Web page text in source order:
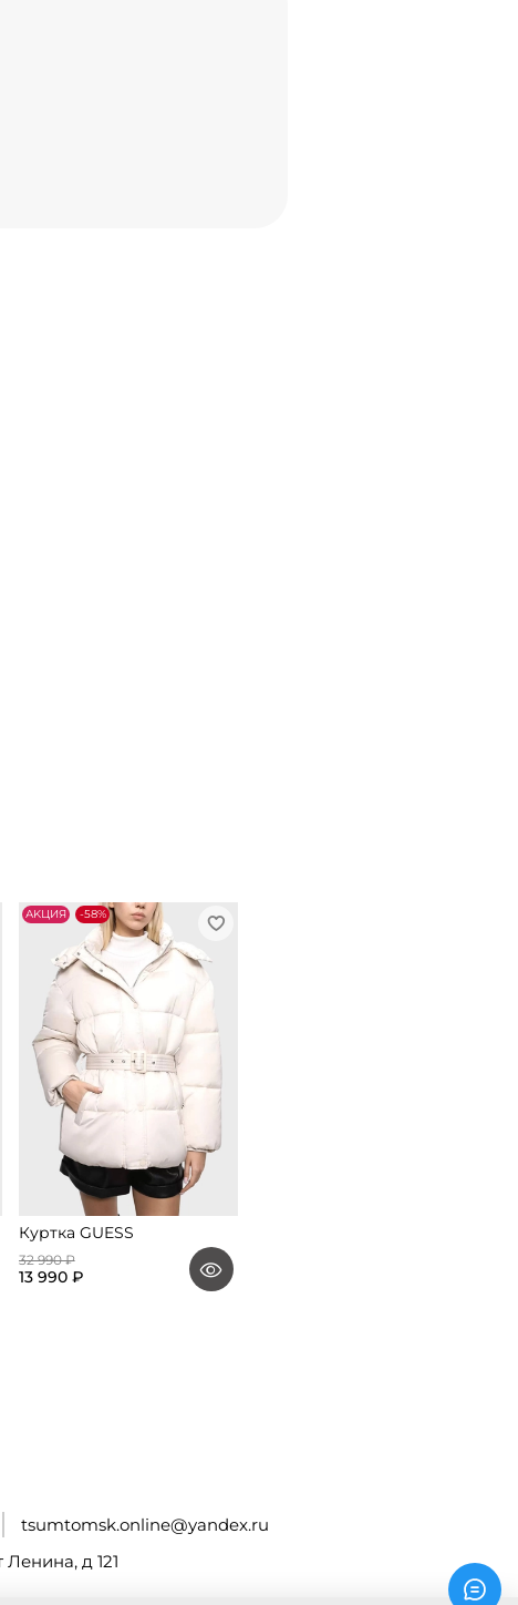
АKЦИЯ -58%
Куртка GUESS
32 990 ₽
13 990 ₽
tsumtomsk.online@yandex.ru
Ленина, д 121